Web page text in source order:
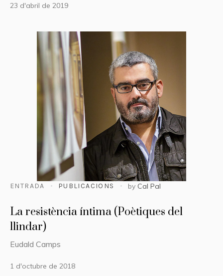
23 d'abril de 2019
ENTRADA PUBLICACIONS by Cal Pal
La resistència íntima (Poètiques del
llindar)
Eudald Camps
1 d'octubre de 2018